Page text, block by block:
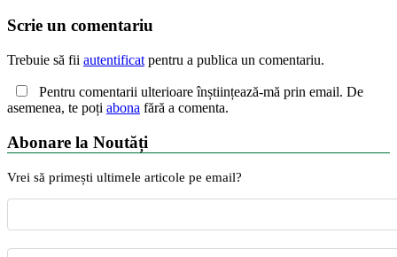
Scrie un comentariu
Trebuie să fii autentificat pentru a publica un comentariu.
Pentru comentarii ulterioare înștiințează-mă prin email. De
asemenea, te poți abona fără a comenta.
Abonare la Noutăți
Vrei să primești ultimele articole pe email?